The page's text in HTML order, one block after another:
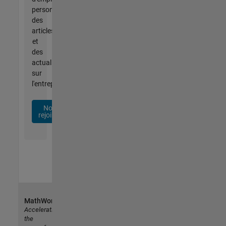
personnalisées,
des
articles
et
des
actualités
sur
l'entreprise.
Nous
rejoindre
MathWorks
Accelerating
the